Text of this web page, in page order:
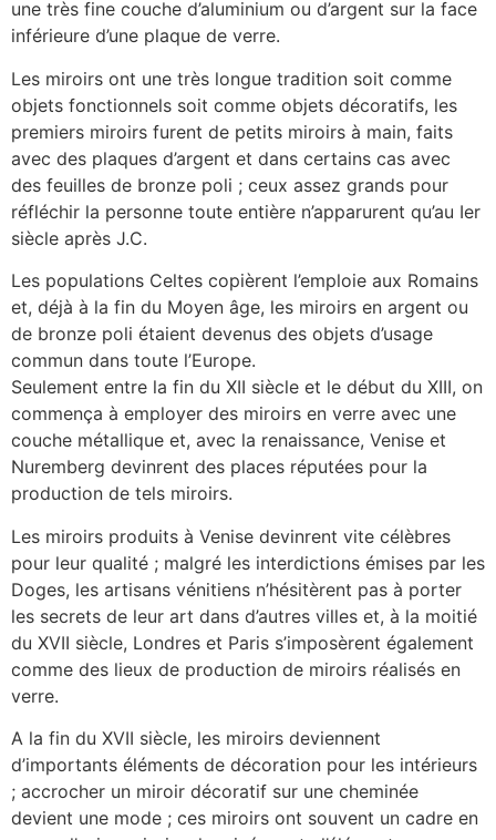
une très fine couche d’aluminium ou d’argent sur la face
inférieure d’une plaque de verre.
Les miroirs ont une très longue tradition soit comme
objets fonctionnels soit comme objets décoratifs, les
premiers miroirs furent de petits miroirs à main, faits
avec des plaques d’argent et dans certains cas avec
des feuilles de bronze poli ; ceux assez grands pour
réfléchir la personne toute entière n’apparurent qu’au Ier
siècle après J.C.
Les populations Celtes copièrent l’emploie aux Romains
et, déjà à la fin du Moyen âge, les miroirs en argent ou
de bronze poli étaient devenus des objets d’usage
commun dans toute l’Europe.
Seulement entre la fin du XII siècle et le début du XIII, on
commença à employer des miroirs en verre avec une
couche métallique et, avec la renaissance, Venise et
Nuremberg devinrent des places réputées pour la
production de tels miroirs.
Les miroirs produits à Venise devinrent vite célèbres
pour leur qualité ; malgré les interdictions émises par les
Doges, les artisans vénitiens n’hésitèrent pas à porter
les secrets de leur art dans d’autres villes et, à la moitié
du XVII siècle, Londres et Paris s’imposèrent également
comme des lieux de production de miroirs réalisés en
verre.
A la fin du XVII siècle, les miroirs deviennent
d’importants éléments de décoration pour les intérieurs
; accrocher un miroir décoratif sur une cheminée
devient une mode ; ces miroirs ont souvent un cadre en